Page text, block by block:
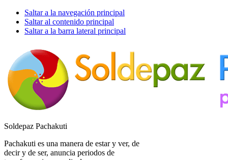
Saltar a la navegación principal
Saltar al contenido principal
Saltar a la barra lateral principal
Soldepaz Pachakuti
Pachakuti es una manera de estar y ver, de
decir y de ser, anuncia periodos de